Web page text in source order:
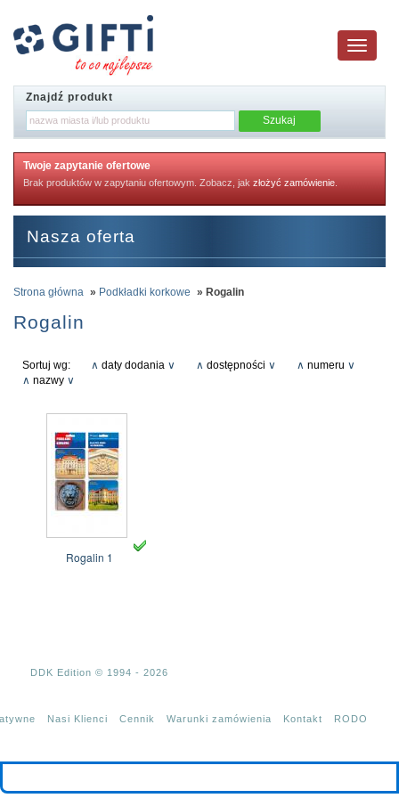
Toggle
navigation
Znajdź produkt
Twoje zapytanie ofertowe
Brak produktów w zapytaniu ofertowym. Zobacz, jak złożyć zamówienie
Nasza oferta
Strona główna » Podkładki korkowe » Rogalin
Rogalin
Sortuj wg: ∧ daty dodania ∨ ∧ dostępności ∨ ∧ numeru ∨
∧ nazwy ∨
Rogalin 1
DDK Edition © 1994 - 2026
Nasi Klienci Cennik Warunki zamówienia Kontakt RODO